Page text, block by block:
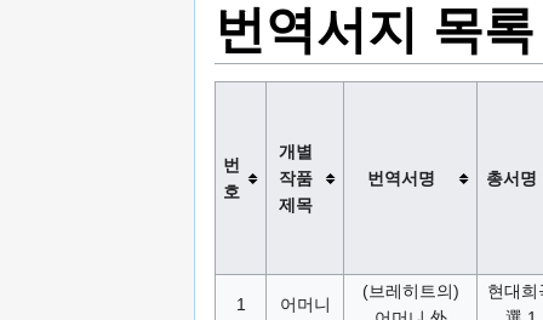
번역서지 목록
번
호
개별
작품
제목
번역서명 총서명
1 어머니
(브레히트의)
현대희